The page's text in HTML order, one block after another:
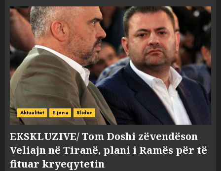
Aktualitet E jona Slider
EKSKLUZIVE/ Tom Doshi zëvendëson
Veliajn në Tiranë, plani i Ramës për të
fituar kryeqytetin